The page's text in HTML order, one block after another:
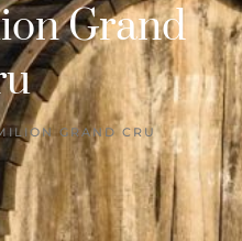
Grand
GRAND CRU